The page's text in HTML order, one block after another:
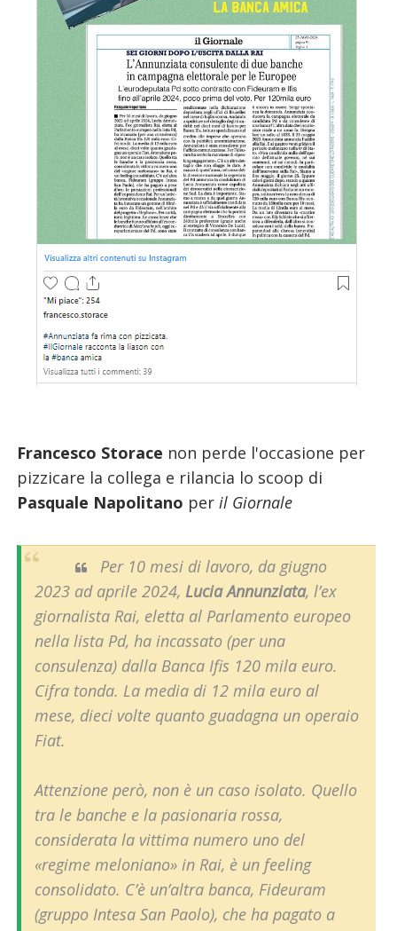
Francesco Storace non perde l'occasione per
pizzicare la collega e rilancia lo scoop di
Pasquale Napolitano per il Giornale
Per 10 mesi di lavoro, da giugno
2023 ad aprile 2024, Lucia Annunziata, l’ex
giornalista Rai, eletta al Parlamento europeo
nella lista Pd, ha incassato (per una
consulenza) dalla Banca Ifis 120 mila euro.
Cifra tonda. La media di 12 mila euro al
mese, dieci volte quanto guadagna un operaio
Fiat.
Attenzione però, non è un caso isolato. Quello
tra le banche e la pasionaria rossa,
considerata la vittima numero uno del
«regime meloniano» in Rai, è un feeling
consolidato. C’è un’altra banca, Fideuram
(gruppo Intesa San Paolo), che ha pagato a